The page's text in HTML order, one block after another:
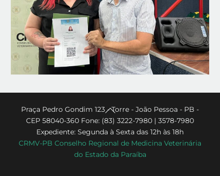
Back
To
Top
Praça Pedro Gondim 123 - Torre - João Pessoa - PB -
CEP 58040-360 Fone: (83) 3222-7980 | 3578-7980
Expediente: Segunda à Sexta das 12h às 18h
CRMV-PB Conselho Regional de Medicina Veterinária
do Estado da Paraíba